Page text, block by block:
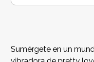
Sumérgete en un